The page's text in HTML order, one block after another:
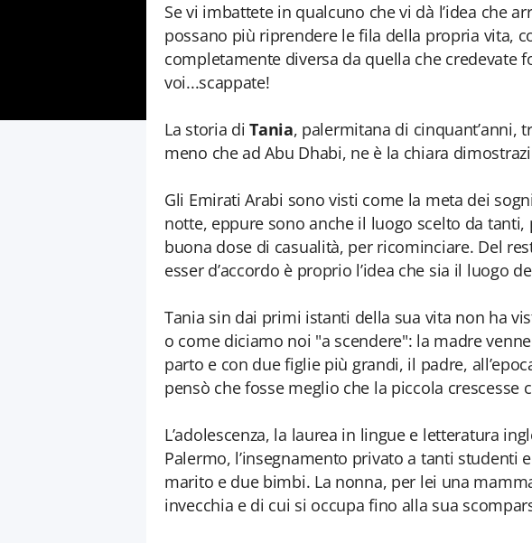
Se vi imbattete in qualcuno che vi dà l’idea che
possano più riprendere le fila della propria vita,
completamente diversa da quella che credevate
voi...scappate!
La storia diTania, palermitana di cinquant’anni,
meno che ad Abu Dhabi, ne è la chiara
Gli Emirati Arabi sono visti come la meta dei
notte, eppure sono anche il luogo scelto da
buona dose di casualità, per ricominciare. Del
esser d’accordo è proprio l’idea che sia il luogo
Tania sin dai primi istanti della sua vita non ha
o come diciamo noi "a scendere": la madre
parto e con due figlie più grandi, il padre,
pensò che fosse meglio che la piccola crescesse
L’adolescenza, la laurea in lingue e letteratura
Palermo, l’insegnamento privato a tanti studenti
marito e due bimbi. La nonna, per lei una
invecchia e di cui si occupa fino alla sua